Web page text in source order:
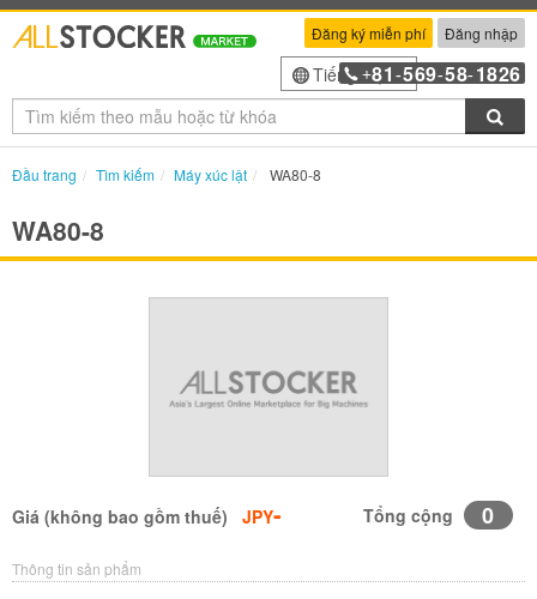
Đăng ký miễn phí Đăng nhập
Tiếng Việt
+81 -569-58-1826
Đầu trang Tìm kiếm Máy xúc lật WA80-8
WA80-8
Giá (không bao gồm thuế) JPY- Tổng cộng 0
Thông tin sản phẩm